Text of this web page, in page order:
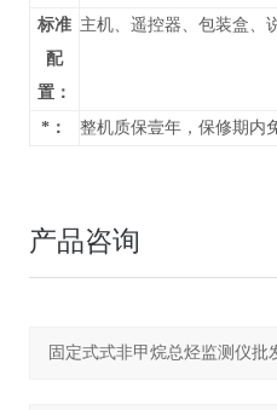
标准
配
置：
主机、遥控器、包装盒、
*： 整机质保壹年，保修期内
产品咨询